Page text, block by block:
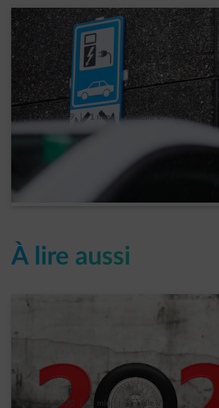
17/09/2019 | 1 min. | Isabelle V.
5 idées reçues sur les voitures
démenties
En lire plus
À lire aussi
31/01/2020 | 3 min. Isabelle V.